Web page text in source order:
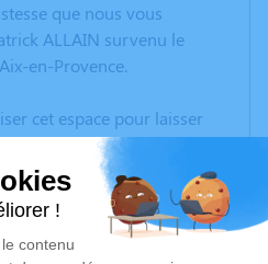
que nous vous
ALLAIN survenu le
en-Provence.
cet espace pour laisser
des photos souvenirs, une
à travers des
endroit est un lieu
la mémoire de Patrick